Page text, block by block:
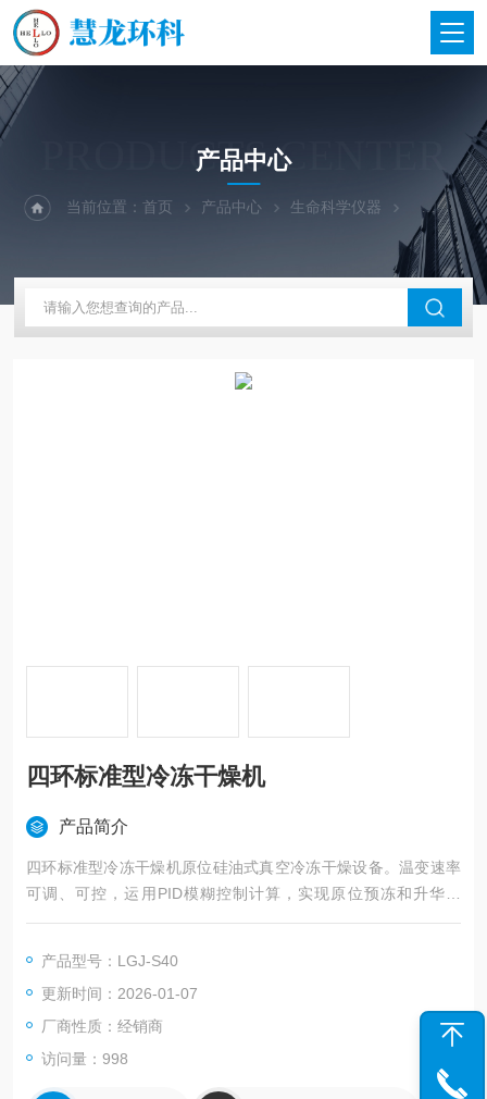
PRODUCTS CENTER
产品中心
当前位置：首页 产品中心 生命科学仪器 四环启航
四环标准型冷冻干燥机
产品简介
四环标准型冷冻干燥机原位硅油式真空冷冻干燥设备。温变速率
可调、可控，运用PID模糊控制计算，实现原位预冻和升华功
能。
产品型号：LGJ-S40
更新时间：2026-01-07
厂商性质：经销商
访问量：998